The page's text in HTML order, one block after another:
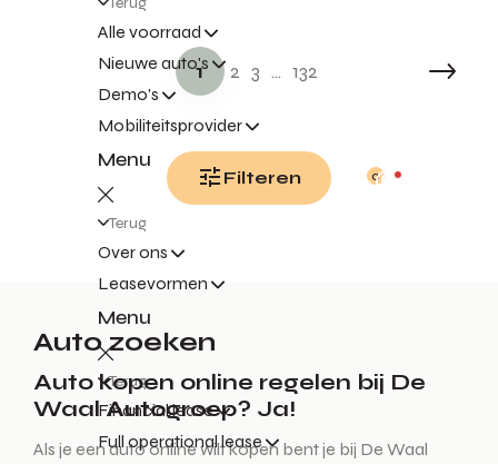
Alle voorraad
Nieuwe auto's
Demo's
Mobiliteitsprovider
Menu
Terug
Over ons
Leasevormen
Menu
Terug
Financial lease
Full operational lease
0
1 2 3 ... 132
Filteren
Auto zoeken
Auto kopen online regelen bij De
Waal Autogroep? Ja!
Als je een auto online wilt kopen bent je bij De Waal